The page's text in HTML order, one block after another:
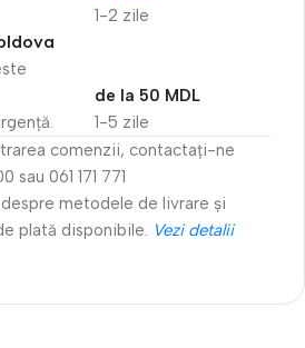
1-2 zile
1-5 zile
de la 50 MDL
comenzii, contactați-ne
sau 061 171 771
metodele de livrare și
plată disponibile. Vezi detalii